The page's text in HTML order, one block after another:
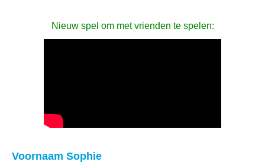
Nieuw spel om met vrienden te spelen:
Voornaam Sophie